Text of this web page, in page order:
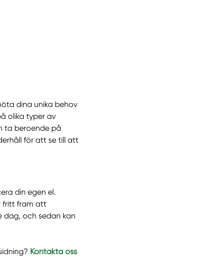
dina unika behov
olika typer av
ta beroende på
för att se till att
din egen el.
fritt fram att
dag, och sedan kan
Kontakta oss